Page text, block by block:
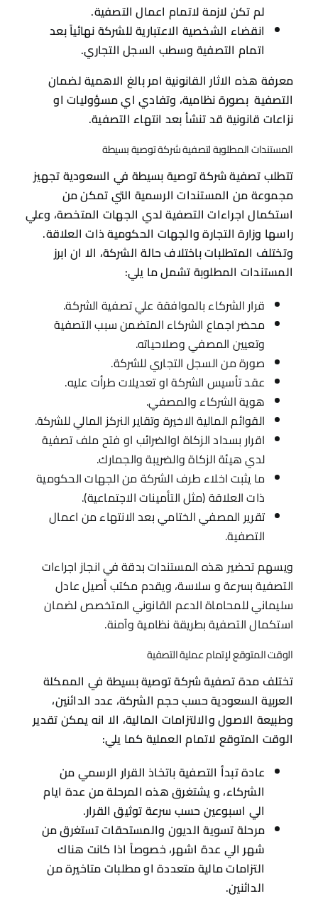
لم تكن لازمة لاتمام اعمال التصفية.
انقضاء الشخصية الاعتبارية للشركة نهائياً بعد
اتمام التصفية وسطب السجل التجاري.
معرفة هذه الاثار القانونية امر بالغ الاهمية لضمان
التصفية بصورة نظامية، وتفادي اي مسؤوليات او
نزاعات قانونية قد تنشأ بعد انتهاء التصفية.
المستندات المطلوبة لتصفية شركة توصية بسيطة
تتطلب تصفية شركة توصية بسيطة في السعودية تجهيز
مجموعة من المستندات الرسمية التي تمكن من
استكمال اجراءات التصفية لدي الجهات المتخصة، وعلي
راسها وزارة التجارة والجهات الحكومية ذات العلاقة.
وتختلف المتطلبات باختلاف حالة الشركة، الا ان ابرز
المستندات المطلوبة تشمل ما يلي:
قرار الشركاء بالموافقة علي تصفية الشركة.
محضر اجماع الشركاء المتضمن سبب التصفية
وتعيين المصفي وصلاحياته.
صورة من السجل التجاري للشركة.
عقد تأسيس الشركة او تعديلات طرأت عليه.
هوية الشركاء والمصفي.
القوائم المالية الاخيرة وتقاير النركز المالي للشركة.
اقرار بسداد الزكاة اوالضرائب او فتح ملف تصفية
لدي هيئة الزكاة والضريبة والجمارك.
ما يثبت اخلاء طرف الشركة من الجهات الحكومية
ذات العلاقة (مثل التأمينات الاجتماعية).
تقرير المصفي الختامي بعد الانتهاء من اعمال
التصفية.
ويسهم تحضير هذه المستندات بدقة في انجاز اجراءات
التصفية بسرعة و سلاسة، ويقدم مكتب أصيل عادل
سليماني للمحاماة الدعم القانوني المتخصص لضمان
استكمال التصفية بطريقة نظامية وآمنة.
الوقت المتوقع لإتمام عملية التصفية
تختلف مدة تصفية شركة توصية بسيطة في الممكلة
العربية السعودية حسب حجم الشركة، عدد الدائنين،
وطبيعة الاصول والالتزامات المالية، الا انه يمكن تقدير
الوقت المتوقع لاتمام العملية كما يلي:
عادة تبدأ التصفية باتخاذ القرار الرسمي من
الشركاء، و يشتغرق هذه المرحلة من عدة ايام
الي اسبوعين حسب سرعة توثيق القرار.
مرحلة تسوية الديون والمستحقات تستغرق من
شهر الي عدة اشهر، خصوصاً اذا كانت هناك
التزامات مالية متعددة او مطلبات متاخيرة من
الدائنين.